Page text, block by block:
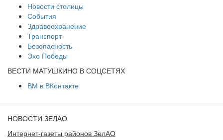
Новости столицы
События
Здравоохранение
Транспорт
Безопасность
Эхо Победы
ВЕСТИ МАТУШКИНО В СОЦСЕТЯХ
ВМ в ВКонтакте
НОВОСТИ ЗЕЛАО
Интернет-газеты районов ЗелАО